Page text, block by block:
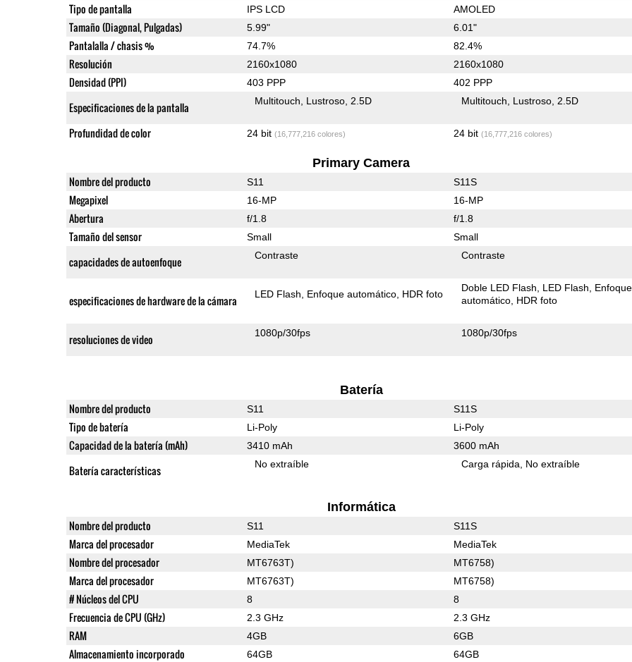
Tipo de pantalla IPS LCD AMOLED
Tamaño (Diagonal, Pulgadas) 5.99" 6.01"
Pantalalla / chasis % 74.7% 82.4%
Resolución 2160x1080 2160x1080
Densidad (PPI) 403 PPP 402 PPP
Especificaciones de la pantalla Multitouch Lustroso 2.5D Multitouch Lustroso 2.5D
Profundidad de color 24 bit (16,777,216 colores) 24 bit (16,777,216 colores)
Primary Camera
Nombre del producto S11 S11S
Megapixel 16-MP 16-MP
Abertura f/1.8 f/1.8
Tamaño del sensor Small Small
capacidades de autoenfoque Contraste Contraste
especificaciones de hardware de la cámara LED Flash Enfoque automático HDR foto
Doble LED Flash LED Flash
Enfoque
automático HDR foto
resoluciones de video 1080p/30fps 1080p/30fps
Batería
Nombre del producto S11 S11S
Tipo de batería Li-Poly Li-Poly
Capacidad de la batería (mAh) 3410 mAh 3600 mAh
Batería características No extraíble Carga rápida No extraíble
Informática
Nombre del producto S11 S11S
Marca del procesador MediaTek MediaTek
Nombre del procesador MT6763T) MT6758)
Marca del procesador MT6763T) MT6758)
# Núcleos del CPU 8 8
Frecuencia de CPU (GHz) 2.3 GHz 2.3 GHz
RAM 4GB 6GB
Almacenamiento incorporado 64GB 64GB